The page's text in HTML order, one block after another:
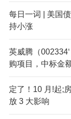
每日一词 | 美国
持小涨
英威腾（
购项目，中标金
定了！10 月!起;
放 3 大影响